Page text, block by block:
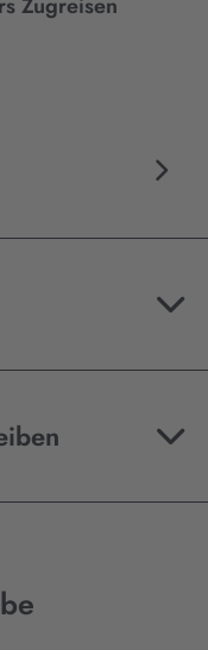
Zugreisen